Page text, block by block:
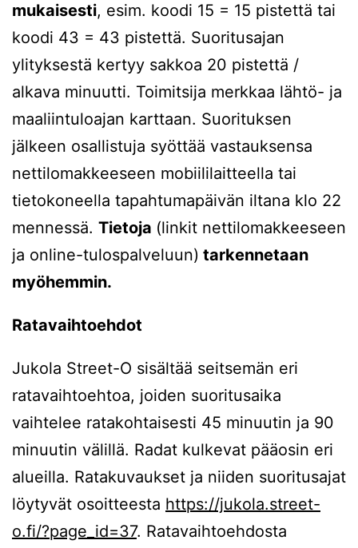
mukaisesti, esim. koodi 15 = 15 pistettä tai
koodi 43 = 43 pistettä. Suoritusajan
ylityksestä kertyy sakkoa 20 pistettä /
alkava minuutti. Toimitsija merkkaa lähtö- ja
maaliintuloajan karttaan. Suorituksen
jälkeen osallistuja syöttää vastauksensa
nettilomakkeeseen mobiililaitteella tai
tietokoneella tapahtumapäivän iltana klo 22
mennessä. Tietoja (linkit nettilomakkeeseen
ja online-tulospalveluun) tarkennetaan
myöhemmin.
Ratavaihtoehdot
Jukola Street-O sisältää seitsemän eri
ratavaihtoehtoa, joiden suoritusaika
vaihtelee ratakohtaisesti 45 minuutin ja 90
minuutin välillä. Radat kulkevat pääosin eri
alueilla. Ratakuvaukset ja niiden suoritusajat
löytyvät osoitteesta https://jukola.street-
o.fi/?page_id=37. Ratavaihtoehdosta